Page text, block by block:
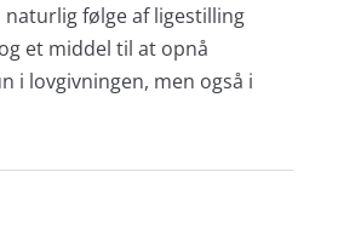
følge af ligestilling
et middel til at opnå
i lovgivningen, men også i